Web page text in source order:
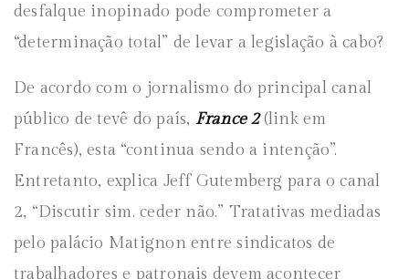
desfalque inopinado pode comprometer a
“determinação total” de levar a legislação à cabo?
De acordo com o jornalismo do principal canal
público de tevê do país, France 2 (link em
Francês), esta “continua sendo a intenção”.
Entretanto, explica Jeff Gutemberg para o canal
2, “Discutir sim. ceder não.” Tratativas mediadas
pelo palácio Matignon entre sindicatos de
trabalhadores e patronais devem acontecer